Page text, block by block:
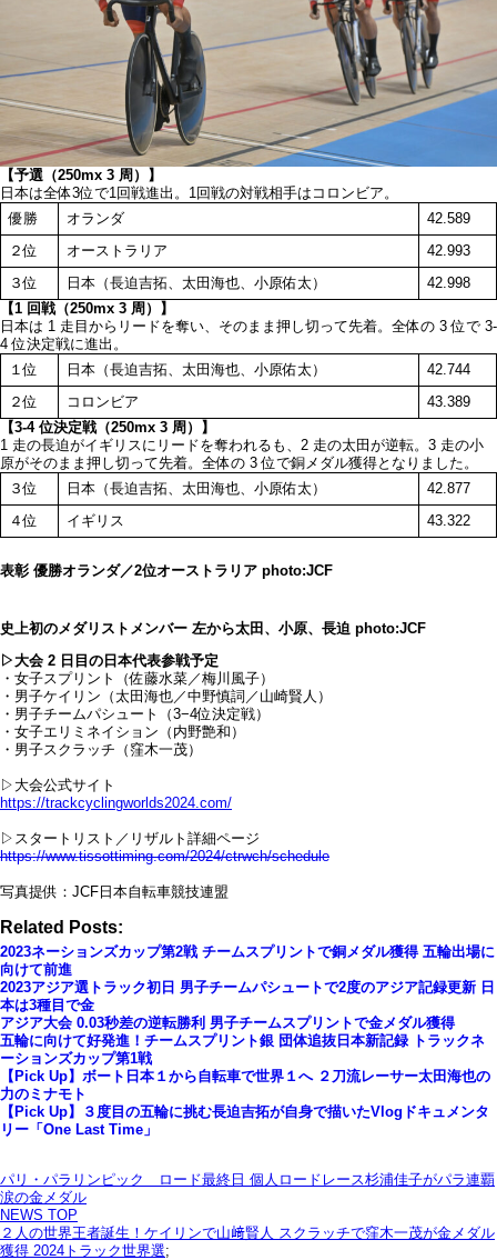
【予選（250mx 3 周）】
日本は全体3位で1回戦進出。1回戦の対戦相手はコロンビア。
優勝
オランダ
42.589
２位
オーストラリア
42.993
３位
日本（長迫吉拓、太田海也、小原佑太）
42.998
【1 回戦（250mx 3 周）】
日本は 1 走目からリードを奪い、そのまま押し切って先着。全体の 3 位で 3-
4 位決定戦に進出。
１位
日本（長迫吉拓、太田海也、小原佑太）
42.744
２位
コロンビア
43.389
【3-4 位決定戦（250mx 3 周）】
1 走の長迫がイギリスにリードを奪われるも、2 走の太田が逆転。3 走の小
原がそのまま押し切って先着。全体の 3 位で銅メダル獲得となりました。
３位
日本（長迫吉拓、太田海也、小原佑太）
42.877
４位
イギリス 43.322
表彰 優勝オランダ／2位オーストラリア photo:JCF
史上初のメダリストメンバー 左から太田、小原、長迫 photo:JCF
▷大会 2 日目の日本代表参戦予定
・女子スプリント（佐藤水菜／梅川風子）
・男子ケイリン（太田海也／中野慎詞／山崎賢人）
・男子チームパシュート（3−4位決定戦）
・女子エリミネイション（内野艶和）
・男子スクラッチ（窪木一茂）
▷大会公式サイト
https://trackcyclingworlds2024.com/
▷スタートリスト／リザルト詳細ページ
https://www.tissottiming.com/2024/ctrwch/schedule
写真提供：JCF日本自転車競技連盟
Related Posts:
2023ネーションズカップ第2戦 チームスプリントで銅メダル獲得 五輪出場に
向けて前進
2023アジア選トラック初日 男子チームパシュートで2度のアジア記録更新 日
本は3種目で金
アジア大会 0.03秒差の逆転勝利 男子チームスプリントで金メダル獲得
五輪に向けて好発進！チームスプリント銀 団体追抜日本新記録 トラックネ
ーションズカップ第1戦
【Pick Up】ボート日本１から自転車で世界１へ ２刀流レーサー太田海也の
力のミナモト
【Pick Up】３度目の五輪に挑む長迫吉拓が自身で描いたVlogドキュメンタ
リー「One Last Time」
パリ・パラリンピック ロード最終日 個人ロードレース杉浦佳子がパラ連覇
涙の金メダル
NEWS TOP
２人の世界王者誕生！ケイリンで山﨑賢人 スクラッチで窪木一茂が金メダル
獲得 2024トラック世界選;